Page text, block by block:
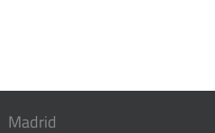
Madrid